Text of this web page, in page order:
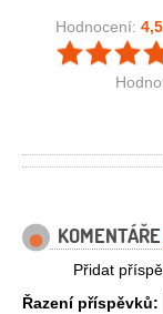
Hodnocení: 4,5
KOMENTÁŘE
Přidat
Řazení příspěvků: